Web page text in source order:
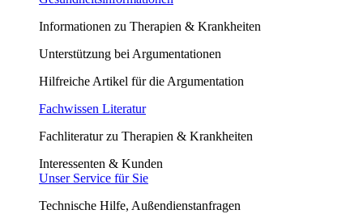
Informationen zu Therapien & Krankheiten
Unterstützung bei Argumentationen
Hilfreiche Artikel für die Argumentation
Fachwissen Literatur
Fachliteratur zu Therapien & Krankheiten
Interessenten & Kunden
Unser Service für Sie
Technische Hilfe, Außendienstanfragen